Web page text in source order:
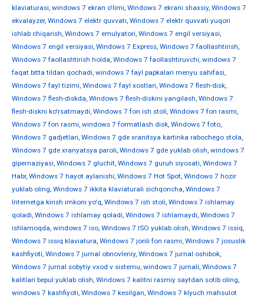
klaviaturasi, windows 7 ekran o'limi, Windows 7 ekrani shaxsiy, Windows 7
ekvalayzer, Windows 7 elektr quvvati, Windows 7 elektr quvvati yuqori
ishlab chiqarish, Windows 7 emulyatori, Windows 7 engil versiyasi,
Windows 7 engil versiyasi, Windows 7 Express, Windows 7 faollashtirish,
Windows 7 faollashtirish holda, Windows 7 faollashtiruvchi, windows 7
faqat bitta tildan qochadi, windows 7 fayl papkalari menyu sahifasi,
Windows 7 fayl tizimi, Windows 7 fayl xostlari, Windows 7 flesh-disk,
Windows 7 flesh-diskda, Windows 7 flesh-diskini yangilash, Windows 7
flesh-diskni ko'rsatmaydi, Windows 7 fon ish stoli, Windows 7 fon rasmi,
Windows 7 fon rasmi, windows 7 formatlash disk, Windows 7 foto,
Windows 7 gadjetlari, Windows 7 gde xranitsya kartinka rabochego stola,
Windows 7 gde xranyatsya paroli, Windows 7 gde yuklab olish, windows 7
gipernaziyasi, Windows 7 gluchit, Windows 7 guruh siyosati, Windows 7
Habr, Windows 7 hayot aylanishi, Windows 7 Hot Spot, Windows 7 hozir
yuklab oling, Windows 7 ikkita klaviaturali sichqoncha, Windows 7
Internetga kirish imkoni yo'q, Windows 7 ish stoli, Windows 7 ishlamay
qoladi, Windows 7 ishlamay qoladi, Windows 7 ishlamaydi, Windows 7
ishlamoqda, windows 7 iso, Windows 7 ISO yuklab olish, Windows 7 issiq,
Windows 7 issiq klaviatura, Windows 7 jonli fon rasmi, Windows 7 josuslik
kashfiyoti, Windows 7 jurnal obnovleniy, Windows 7 jurnal oshibok,
Windows 7 jurnal sobytiy vxod v sistemu, windows 7 jurnali, Windows 7
kalitlari bepul yuklab olish, Windows 7 kalitni rasmiy saytdan sotib oling,
windows 7 kashfiyoti, Windows 7 kesilgan, Windows 7 klyuch mahsulot